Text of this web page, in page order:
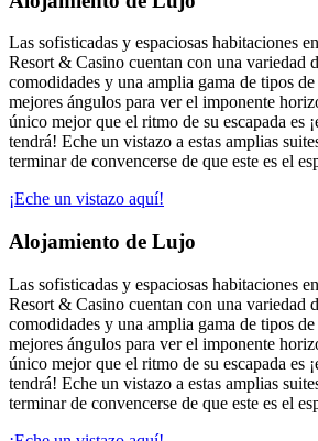
Las sofisticadas y espaciosas habitaciones
Resort & Casino cuentan con una variedad
comodidades y una amplia gama de tipos
mejores ángulos para ver el imponente
único mejor que el ritmo de su escapada es
tendrá! Eche un vistazo a estas amplias
terminar de convencerse de que este es el
¡Eche un vistazo aquí!
Alojamiento de Lujo
Las sofisticadas y espaciosas habitaciones
Resort & Casino cuentan con una variedad
comodidades y una amplia gama de tipos
mejores ángulos para ver el imponente
único mejor que el ritmo de su escapada es
tendrá! Eche un vistazo a estas amplias
terminar de convencerse de que este es el